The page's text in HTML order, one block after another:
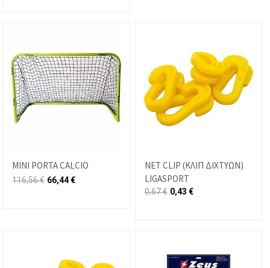
MINI PORTA CALCIO
116,56€ 66,44€
NET CLIP (ΚΛΙΠ ΔΙΧΤΥΩΝ)
LIGASPORT
0,67€ 0,43 €